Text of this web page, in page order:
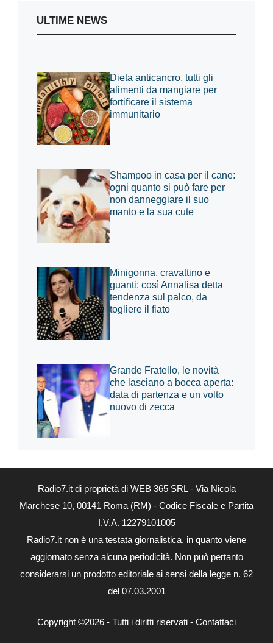
ULTIME NEWS
Dieta anticancro, tutti gli
alimenti da mangiare per
fortificare il sistema
immunitario
Shampoo in casa per il cane:
ogni quanto si può fare per
non danneggiare il suo
manto e la sua cute
Minigonna, cravattino e
guanti: così Annalisa detta
tendenza sul palco, da
togliere il fiato
Grande Fratello, le novità
che lasciano a bocca aperta:
data di partenza e un volto
nuovo di zecca
Radio7.it di proprietà di WEB 365 SRL - Via Nicola
Marchese 10, 00141 Roma (RM) - Codice Fiscale e Partita
I.V.A. 12279101005
Radio7.it non è una testata giornalistica, in quanto viene
aggiornato senza alcuna periodicità. Non può pertanto
considerarsi un prodotto editoriale ai sensi della legge n. 62
del 07.03.2001
Copyright ©2026 - Tutti i diritti riservati - Contattaci